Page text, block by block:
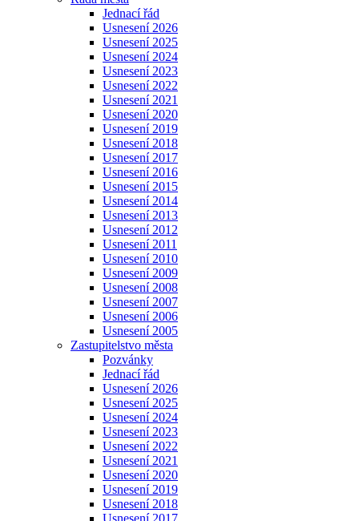
Jednací řád
Usnesení 2026
Usnesení 2025
Usnesení 2024
Usnesení 2023
Usnesení 2022
Usnesení 2021
Usnesení 2020
Usnesení 2019
Usnesení 2018
Usnesení 2017
Usnesení 2016
Usnesení 2015
Usnesení 2014
Usnesení 2013
Usnesení 2012
Usnesení 2011
Usnesení 2010
Usnesení 2009
Usnesení 2008
Usnesení 2007
Usnesení 2006
Usnesení 2005
Zastupitelstvo města
Pozvánky
Jednací řád
Usnesení 2026
Usnesení 2025
Usnesení 2024
Usnesení 2023
Usnesení 2022
Usnesení 2021
Usnesení 2020
Usnesení 2019
Usnesení 2018
Usnesení 2017